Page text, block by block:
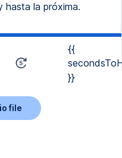
hasta la próxima.
{{
}}
file